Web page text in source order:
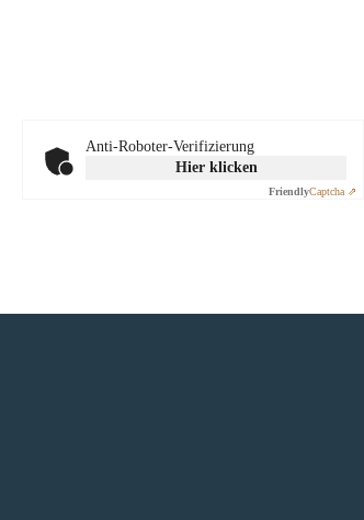
Anti-Roboter-Verifizierung
Hier klicken
FriendlyCaptcha ⇗